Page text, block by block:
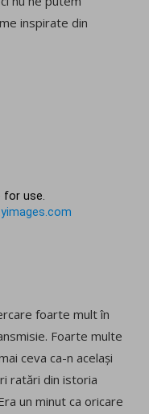
inspirate din
foarte mult în
Foarte multe
ceva ca-n același
ratări din istoria
un minut ca oricare